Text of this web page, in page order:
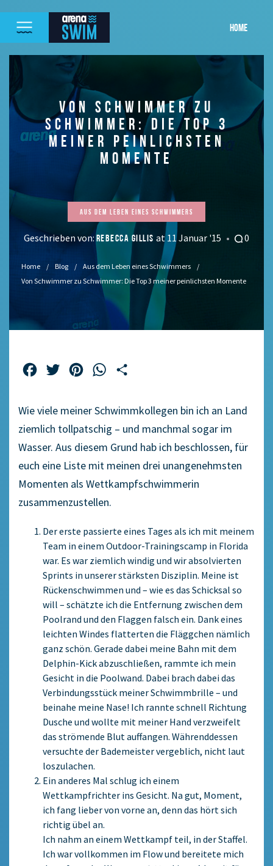
HOME
VON SCHWIMMER ZU
SCHWIMMER: DIE TOP 3
MEINER PEINLICHSTEN
MOMENTE
Aus dem Leben eines Schwimmers
Geschrieben von:REBECCA GILLISat 11 Januar '15 0
Home Blog
Aus dem Leben eines Schwimmers
Von Schwimmer zu Schwimmer: Die Top 3 meiner peinlichsten Momente
FacebookTwitterPinterestWhatsApp
Wie viele meiner Schwimmkollegen bin ich an Land
ziemlich tollpatschig – und manchmal sogar im
Wasser. Aus diesem Grund hab ich beschlossen, für
euch eine Liste mit meinen drei unangenehmsten
Momenten als Wettkampfschwimmerin
zusammenzustellen.
Der erste passierte eines Tages als ich mit meinem
Team in einem Outdoor-Trainingscamp in Florida
war. Es war ziemlich windig und wir absolvierten
Sprints in unserer stärksten Disziplin. Meine ist
Rückenschwimmen und – wie es das Schicksal so
will – schätzte ich die Entfernung zwischen dem
Poolrand und den Flaggen falsch ein. Dank eines
leichten Windes flatterten die Fläggchen nämlich
ganz schön. Gerade dabei meine Bahn mit dem
Delphin-Kick abzuschließen, rammte ich mein
Gesicht in die Poolwand. Dabei brach dabei das
Verbindungsstück meiner Schwimmbrille – und
beinahe meine Nase! Ich rannte schnell Richtung
Dusche und wollte mit meiner Hand verzweifelt
das strömende Blut auffangen. Währenddessen
versuchte der Bademeister vergeblich, nicht laut
loszulachen.
Ein anderes Mal schlug ich einem
Wettkampfrichter ins Gesicht. Na gut, Moment,
ich fang lieber von vorne an, denn das hört sich
richtig übel an.
Ich nahm an einem Wettkampf teil, in der Staffel.
Ich war vollkommen im Flow und bereitete mich